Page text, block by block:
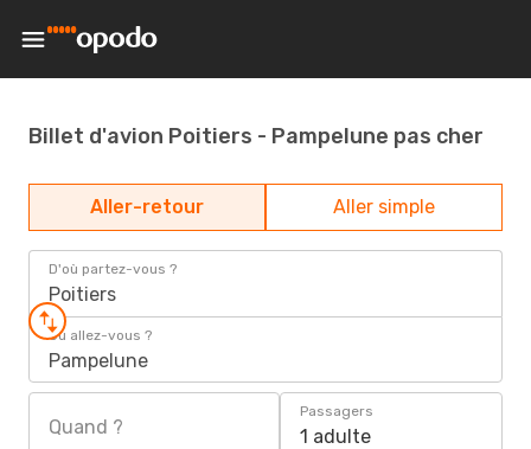
Billet d'avion Poitiers - Pampelune pas cher
Aller-retour Aller simple
D'où partez-vous ?
Poitiers
Où allez-vous ?
Pampelune
Quand ?
Passagers
1 adulte